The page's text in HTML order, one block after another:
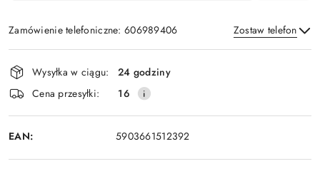
Zamówienie telefoniczne: 606989406 Zostaw telefon
Wyślij
Dostępność
i
dostawa
Wysyłka w ciągu:
24 godziny
Cena przesyłki:
16
EAN: 5903661512392